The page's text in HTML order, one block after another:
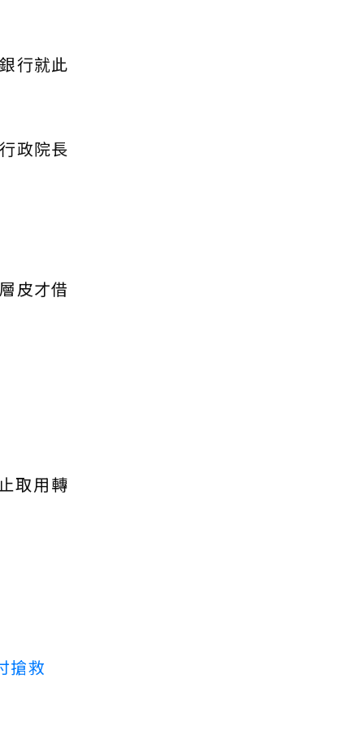
行就此
政院長
皮才借
取用轉
搶救